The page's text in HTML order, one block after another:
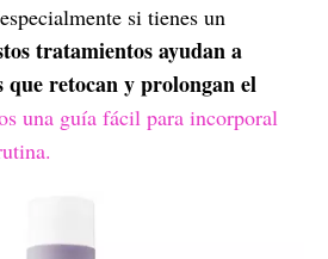
si tienes un
tratamientos ayudan a
que retocan y prolongan el
una guía fácil para incorporal